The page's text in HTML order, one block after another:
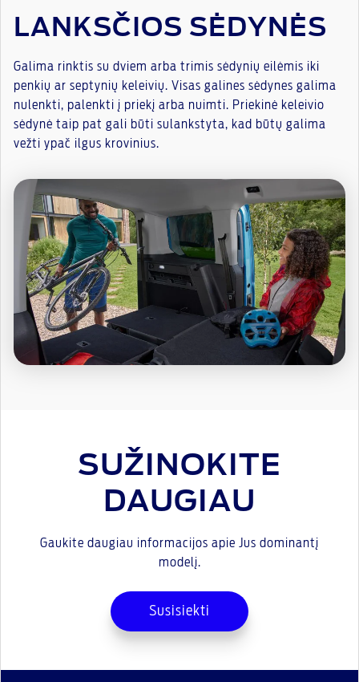
LANKSČIOS SĖDYNĖS
Galima rinktis su dviem arba trimis sėdynių eilėmis iki
penkių ar septynių keleivių. Visas galines sėdynes galima
nulenkti, palenkti į priekį arba nuimti. Priekinė keleivio
sėdynė taip pat gali būti sulankstyta, kad būtų galima
vežti ypač ilgus krovinius.
SUŽINOKITE
DAUGIAU
Gaukite daugiau informacijos apie Jus dominantį
modelį.
Susisiekti